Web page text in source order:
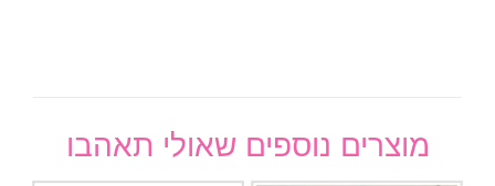
מוצרים נוספים שאולי תאהבו